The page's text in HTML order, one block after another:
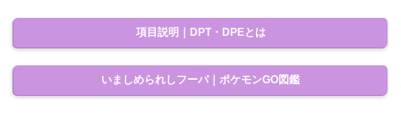
項目説明｜DPT・DPEとは
いましめられしフーパ｜ポケモンGO図鑑